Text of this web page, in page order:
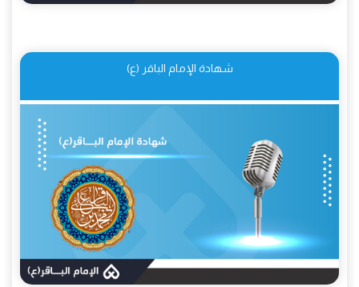
شهادة الإمام الباقر (ع)